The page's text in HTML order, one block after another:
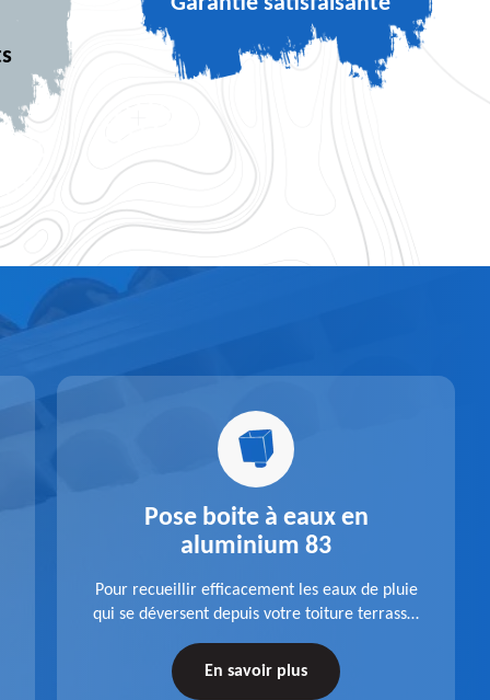
Pose boite à eaux en
aluminium 83
Pour recueillir efficacement les eaux de pluie
qui se déversent depuis votre toiture terrasse,
dans le 83 Var de la société Pro gouttière 83.
En savoir plus